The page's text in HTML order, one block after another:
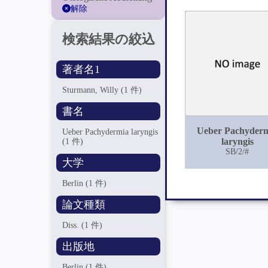
解除
検索結果の絞込
著者名1
Sturmann, Willy(1 件)
書名
Ueber Pachydermia laryngis
(1 件)
大学
Berlin(1 件)
論文種類
Diss.(1 件)
出版地
Ueber
laryngis
SB/2/#